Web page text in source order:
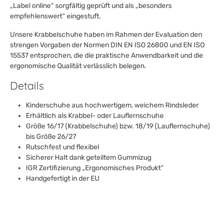
„Label online“ sorgfältig geprüft und als „besonders
empfehlenswert“ eingestuft.
Unsere Krabbelschuhe haben im Rahmen der Evaluation den
strengen Vorgaben der Normen DIN EN ISO 26800 und EN ISO
15537 entsprochen, die die praktische Anwendbarkeit und die
ergonomische Qualität verlässlich belegen.
Details
Kinderschuhe aus hochwertigem, weichem Rindsleder
Erhältlich als Krabbel- oder Lauflernschuhe
Größe 16/17 (Krabbelschuhe) bzw. 18/19 (Lauflernschuhe)
bis Größe 26/27
Rutschfest und flexibel
Sicherer Halt dank geteiltem Gummizug
IGR Zertifizierung „Ergonomisches Produkt“
Handgefertigt in der EU